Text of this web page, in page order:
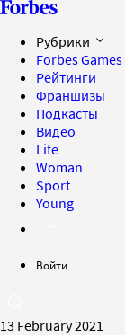
Рубрики
Forbes Games
Рейтинги
Франшизы
Подкасты
Видео
Life
Woman
Sport
Young
Войти
13 February 2021